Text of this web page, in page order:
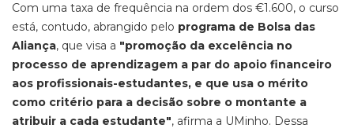
Com uma taxa de frequência na ordem dos €1.600, o curso
está, contudo, abrangido pelo programa de Bolsa das
Aliança, que visa a "promoção da excelência no
processo de aprendizagem a par do apoio financeiro
aos profissionais-estudantes, e que usa o mérito
como critério para a decisão sobre o montante a
atribuir a cada estudante", afirma a UMinho. Dessa